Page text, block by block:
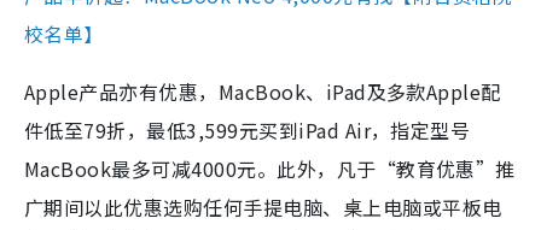
校名单】
Apple产品亦有优惠，MacBook、iPad及多款Apple配
件低至79折，最低3,599元买到iPad Air，指定型号
MacBook最多可减4000元。此外，凡于“教育优惠”推
广期间以此优惠选购任何手提电脑、桌上电脑或平板电